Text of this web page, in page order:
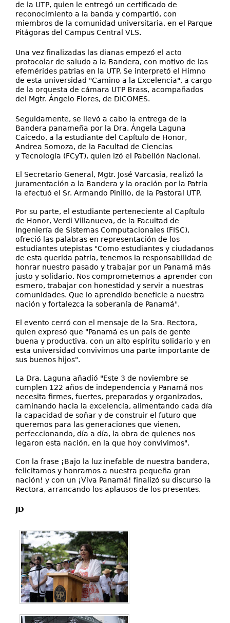
de la UTP, quien le entregó un certificado de
reconocimiento a la banda y compartió, con
miembros de la comunidad universitaria, en el Parque
Pitágoras del Campus Central VLS.
Una vez finalizadas las dianas empezó el acto
protocolar de saludo a la Bandera, con motivo de las
efemérides patrias en la UTP. Se interpretó el Himno
de esta universidad "Camino a la Excelencia", a cargo
de la orquesta de cámara UTP Brass, acompañados
del Mgtr. Ángelo Flores, de DICOMES.
Seguidamente, se llevó a cabo la entrega de la
Bandera panameña por la Dra. Ángela Laguna
Caicedo, a la estudiante del Capítulo de Honor,
Andrea Somoza, de la Facultad de Ciencias
y Tecnología (FCyT), quien izó el Pabellón Nacional.
El Secretario General, Mgtr. José Varcasia, realizó la
juramentación a la Bandera y la oración por la Patria
la efectuó el Sr. Armando Pinillo, de la Pastoral UTP.
Por su parte, el estudiante perteneciente al Capítulo
de Honor, Verdi Villanueva, de la Facultad de
Ingeniería de Sistemas Computacionales (FISC),
ofreció las palabras en representación de los
estudiantes utepistas "Como estudiantes y ciudadanos
de esta querida patria, tenemos la responsabilidad de
honrar nuestro pasado y trabajar por un Panamá más
justo y solidario. Nos comprometemos a aprender con
esmero, trabajar con honestidad y servir a nuestras
comunidades. Que lo aprendido beneficie a nuestra
nación y fortalezca la soberanía de Panamá".
El evento cerró con el mensaje de la Sra. Rectora,
quien expresó que "Panamá es un país de gente
buena y productiva, con un alto espíritu solidario y en
esta universidad convivimos una parte importante de
sus buenos hijos".
La Dra. Laguna añadió "Este 3 de noviembre se
cumplen 122 años de independencia y Panamá nos
necesita firmes, fuertes, preparados y organizados,
caminando hacia la excelencia, alimentando cada día
la capacidad de soñar y de construir el futuro que
queremos para las generaciones que vienen,
perfeccionando, día a día, la obra de quienes nos
legaron esta nación, en la que hoy convivimos".
Con la frase ¡Bajo la luz inefable de nuestra bandera,
felicitamos y honramos a nuestra pequeña gran
nación! y con un ¡Viva Panamá! finalizó su discurso la
Rectora, arrancando los aplausos de los presentes.
JD